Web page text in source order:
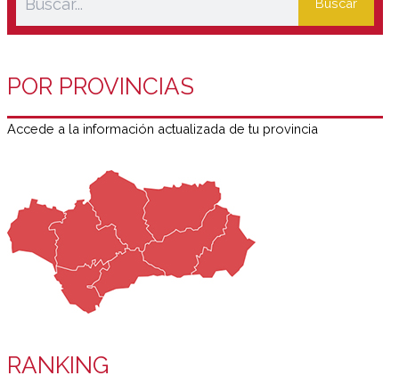
Buscar
POR PROVINCIAS
Accede a la información actualizada de tu provincia
RANKING